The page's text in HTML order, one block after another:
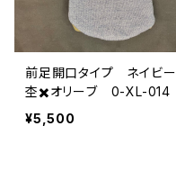
前足開口タイプ ネイビー
杢✖️オリーブ 0-XL-014
¥5,500